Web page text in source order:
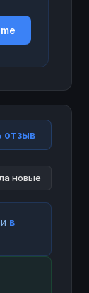
отзыв
новые
в